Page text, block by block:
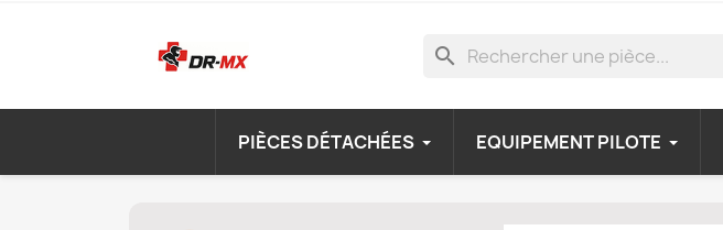
search
PIÈCES DÉTACHÉES EQUIPEMENT PILOTE